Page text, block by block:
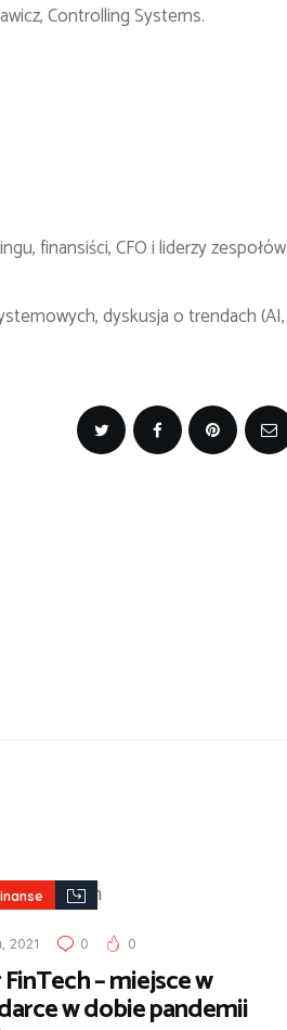
Controlling Systems.
finansiści, CFO i liderzy zespołów
dyskusja o trendach (AI,
2021 0 0
– miejsce w
w dobie pandemii